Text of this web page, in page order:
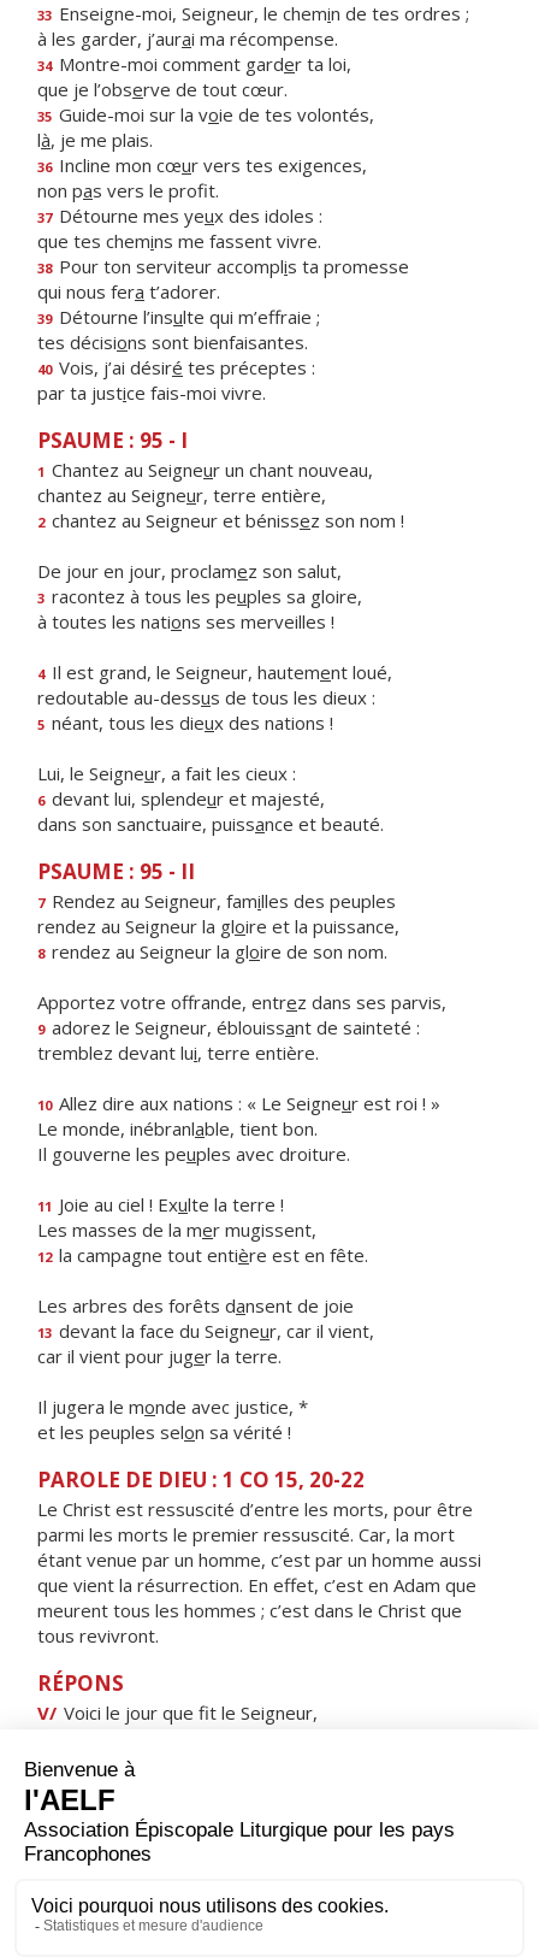
33 Enseigne-moi, Seigneur, le chemin de tes ordres ;
à les garder, j’aurai ma récompense.
34 Montre-moi comment garder ta loi,
que je l’observe de tout cœur.
35 Guide-moi sur la voie de tes volontés,
là, je me plais.
36 Incline mon cœur vers tes exigences,
non pas vers le profit.
37 Détourne mes yeux des idoles :
que tes chemins me fassent vivre.
38 Pour ton serviteur accomplis ta promesse
qui nous fera t’adorer.
39 Détourne l’insulte qui m’effraie ;
tes décisions sont bienfaisantes.
40 Vois, j’ai désiré tes préceptes :
par ta justice fais-moi vivre.
PSAUME : 95 - I
1 Chantez au Seigneur un chant nouveau,
chantez au Seigneur, terre entière,
2 chantez au Seigneur et bénissez son nom !
De jour en jour, proclamez son salut,
3 racontez à tous les peuples sa gloire,
à toutes les nations ses merveilles !
4 Il est grand, le Seigneur, hautement loué,
redoutable au-dessus de tous les dieux :
5 néant, tous les dieux des nations !
Lui, le Seigneur, a fait les cieux :
6 devant lui, splendeur et majesté,
dans son sanctuaire, puissance et beauté.
PSAUME : 95 - II
7 Rendez au Seigneur, familles des peuples
rendez au Seigneur la gloire et la puissance,
8 rendez au Seigneur la gloire de son nom.
Apportez votre offrande, entrez dans ses parvis,
9 adorez le Seigneur, éblouissant de sainteté :
tremblez devant lui, terre entière.
10 Allez dire aux nations : « Le Seigneur est roi ! »
Le monde, inébranlable, tient bon.
Il gouverne les peuples avec droiture.
11 Joie au ciel ! Exulte la terre !
Les masses de la mer mugissent,
12 la campagne tout entière est en fête.
Les arbres des forêts dansent de joie
13 devant la face du Seigneur, car il vient,
car il vient pour juger la terre.
Il jugera le monde avec justice, *
et les peuples selon sa vérité !
PAROLE DE DIEU : 1 CO 15, 20-22
Le Christ est ressuscité d’entre les morts, pour être
parmi les morts le premier ressuscité. Car, la mort
étant venue par un homme, c’est par un homme aussi
que vient la résurrection. En effet, c’est en Adam que
meurent tous les hommes ; c’est dans le Christ que
tous revivront.
RÉPONS
V/ Voici le jour que fit le Seigneur,
ORAISON
Dieu qui donnes sans cesse ta grâce pour augmenter le
nombre de tes enfants, veille sur ceux que tu viens
d’agréger à ton peuple ; ils ont pris naissance dans le
Christ, pour se présenter à la table de ses noces. Lui